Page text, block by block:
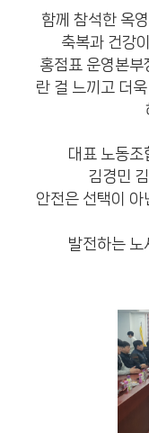
함께 참석한 옥
축복과 건강
홍점표 운영본부
란 걸 느끼고 더
대표 노동조
김경민
안전은 선택이 아
발전하는 노